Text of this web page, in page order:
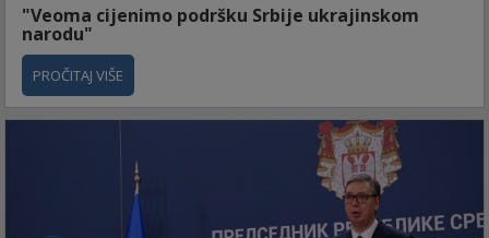
"Veoma cijenimo podršku Srbije ukrajinskom
narodu"
PROČITAJ VIŠE